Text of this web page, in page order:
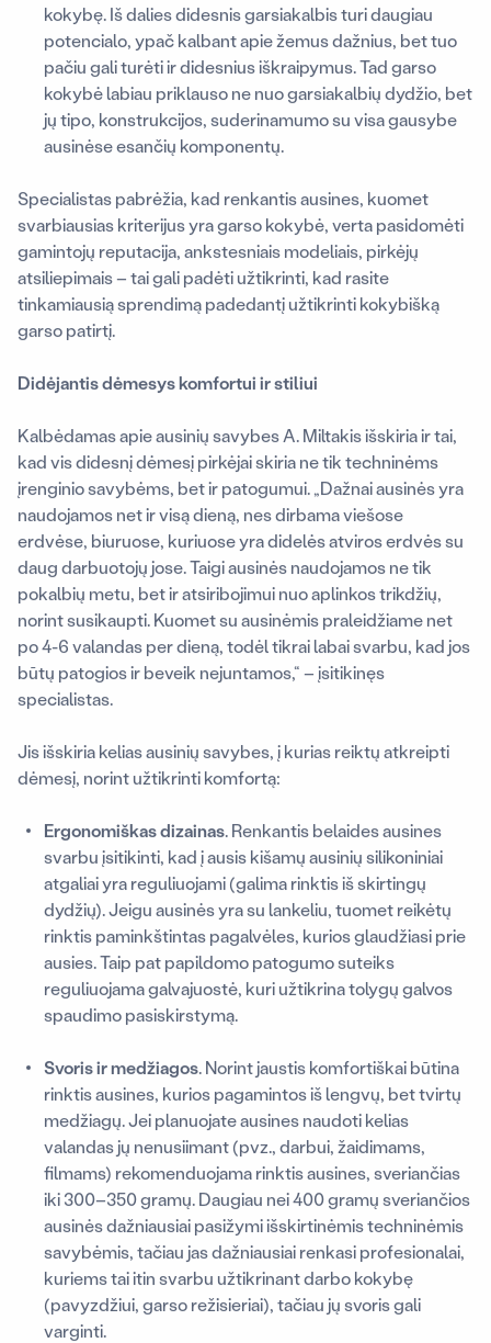
kokybę. Iš dalies didesnis garsiakalbis turi daugiau
potencialo, ypač kalbant apie žemus dažnius, bet tuo
pačiu gali turėti ir didesnius iškraipymus. Tad garso
kokybė labiau priklauso ne nuo garsiakalbių dydžio, bet
jų tipo, konstrukcijos, suderinamumo su visa gausybe
ausinėse esančių komponentų.
Specialistas pabrėžia, kad renkantis ausines, kuomet
svarbiausias kriterijus yra garso kokybė, verta pasidomėti
gamintojų reputacija, ankstesniais modeliais, pirkėjų
atsiliepimais – tai gali padėti užtikrinti, kad rasite
tinkamiausią sprendimą padedantį užtikrinti kokybišką
garso patirtį.
Didėjantis dėmesys komfortui ir stiliui
Kalbėdamas apie ausinių savybes A. Miltakis išskiria ir tai,
kad vis didesnį dėmesį pirkėjai skiria ne tik techninėms
įrenginio savybėms, bet ir patogumui. „Dažnai ausinės yra
naudojamos net ir visą dieną, nes dirbama viešose
erdvėse, biuruose, kuriuose yra didelės atviros erdvės su
daug darbuotojų jose. Taigi ausinės naudojamos ne tik
pokalbių metu, bet ir atsiribojimui nuo aplinkos trikdžių,
norint susikaupti. Kuomet su ausinėmis praleidžiame net
po 4-6 valandas per dieną, todėl tikrai labai svarbu, kad jos
būtų patogios ir beveik nejuntamos,“ – įsitikinęs
specialistas.
Jis išskiria kelias ausinių savybes, į kurias reiktų atkreipti
dėmesį, norint užtikrinti komfortą:
Ergonomiškas dizainas. Renkantis belaides ausines
svarbu įsitikinti, kad į ausis kišamų ausinių silikoniniai
atgaliai yra reguliuojami (galima rinktis iš skirtingų
dydžių). Jeigu ausinės yra su lankeliu, tuomet reikėtų
rinktis paminkštintas pagalvėles, kurios glaudžiasi prie
ausies. Taip pat papildomo patogumo suteiks
reguliuojama galvajuostė, kuri užtikrina tolygų galvos
spaudimo pasiskirstymą.
Svoris ir medžiagos. Norint jaustis komfortiškai būtina
rinktis ausines, kurios pagamintos iš lengvų, bet tvirtų
medžiagų. Jei planuojate ausines naudoti kelias
valandas jų nenusiimant (pvz., darbui, žaidimams,
filmams) rekomenduojama rinktis ausines, sveriančias
iki 300–350 gramų. Daugiau nei 400 gramų sveriančios
ausinės dažniausiai pasižymi išskirtinėmis techninėmis
savybėmis, tačiau jas dažniausiai renkasi profesionalai,
kuriems tai itin svarbu užtikrinant darbo kokybę
(pavyzdžiui, garso režisieriai), tačiau jų svoris gali
varginti.